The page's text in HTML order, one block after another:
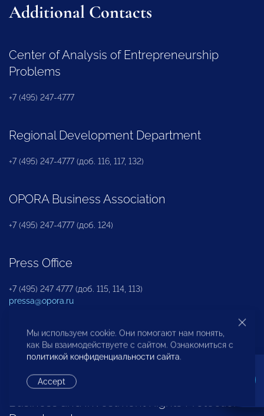
Additional Contacts
Center of Analysis of Entrepreneurship
Problems
+7 (495) 247-4777
Regional Development Department
+7 (495) 247-4777 (доб. 116, 117, 132)
OPORA Business Association
+7 (495) 247-4777 (доб. 124)
Press Office
+7 (495) 247 4777 (доб. 115, 114, 113)
pressa@opora.ru
International Department
+7 (495) 247-4777 (доб. 126)
Мы используем cookie. Они помогают нам понять,
как Вы взаимодействуете с сайтом. Ознакомиться с
политикой конфиденциальности сайта.
Accept